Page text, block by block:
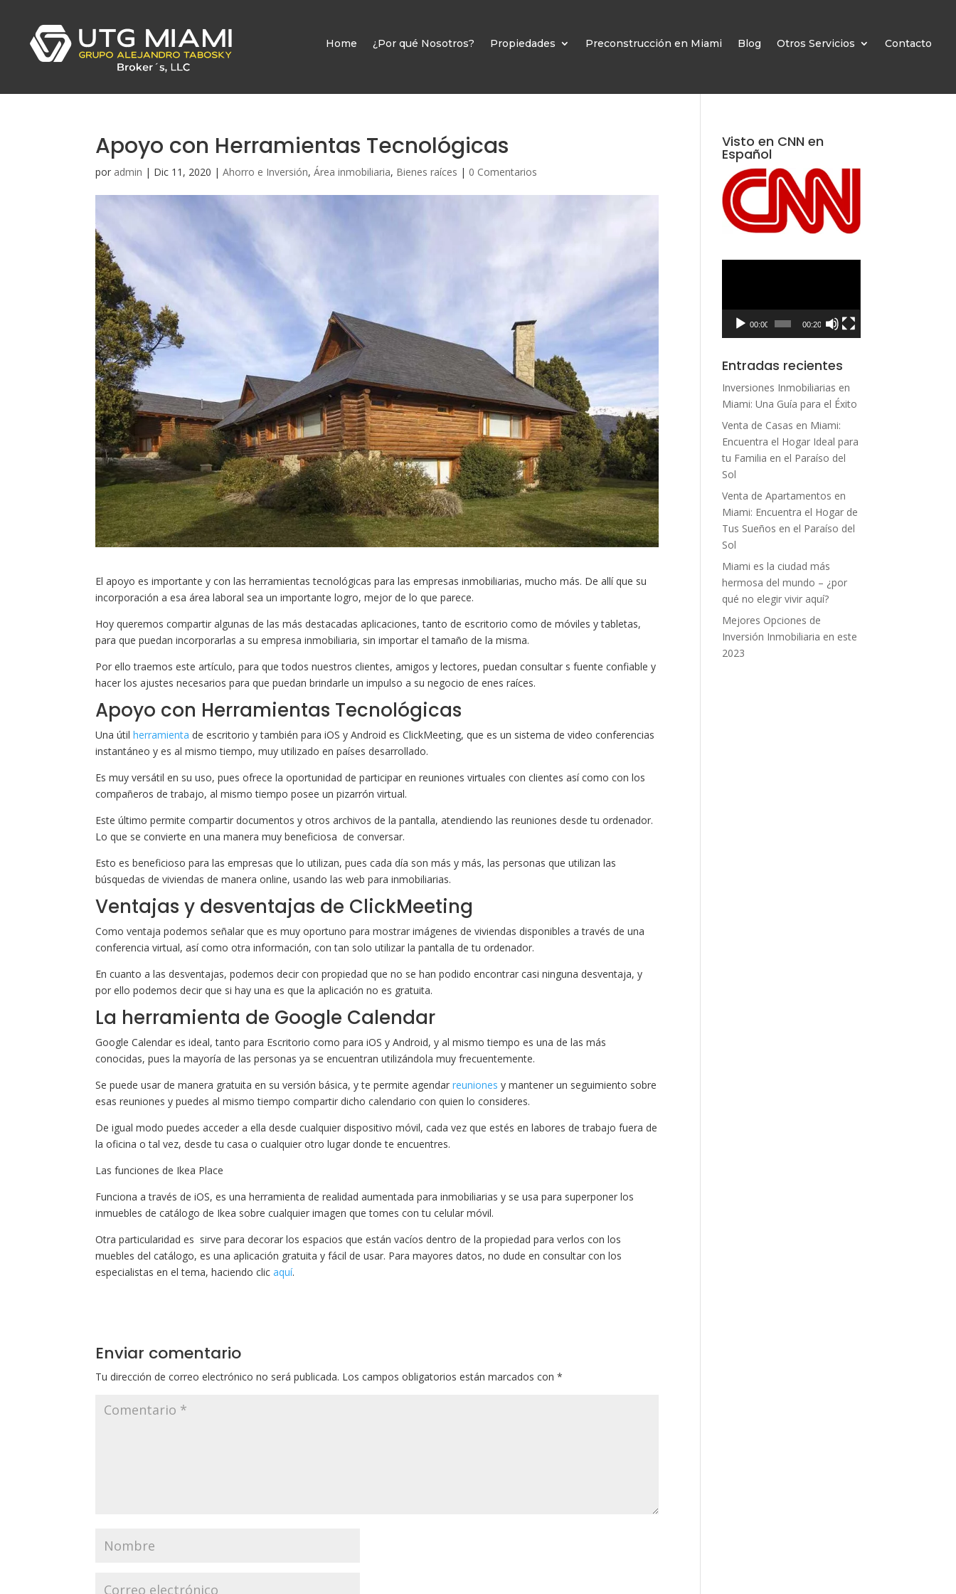
Home ¿Por qué Nosotros? Propiedades Preconstrucción en Miami Blog Otros Servicios Contacto
Apoyo con Herramientas Tecnológicas
por admin | Dic 11, 2020 |Ahorro e Inversión,Área inmobiliaria, Bienes raíces | 0 Comentarios
El apoyo es importante y con las herramientas tecnológicas para las empresas inmobiliarias, mucho más. De allí que su
incorporación a esa área laboral sea un importante logro, mejor de lo que parece.
Hoy queremos compartir algunas de las más destacadas aplicaciones, tanto de escritorio como de móviles y tabletas,
para que puedan incorporarlas a su empresa inmobiliaria, sin importar el tamaño de la misma.
Por ello traemos este artículo, para que todos nuestros clientes, amigos y lectores, puedan consultar s fuente confiable y
hacer los ajustes necesarios para que puedan brindarle un impulso a su negocio de enes raíces.
Apoyo con Herramientas Tecnológicas
Una útilherramienta de escritorio y también para iOS y Android es ClickMeeting, que es un sistema de video conferencias
instantáneo y es al mismo tiempo, muy utilizado en países desarrollado.
Es muy versátil en su uso, pues ofrece la oportunidad de participar en reuniones virtuales con clientes así como con los
compañeros de trabajo, al mismo tiempo posee un pizarrón virtual.
Este último permite compartir documentos y otros archivos de la pantalla, atendiendo las reuniones desde tu ordenador.
Lo que se convierte en una manera muy beneficiosa de conversar.
Esto es beneficioso para las empresas que lo utilizan, pues cada día son más y más, las personas que utilizan las
búsquedas de viviendas de manera online, usando las web para inmobiliarias.
Ventajas y desventajas de ClickMeeting
Como ventaja podemos señalar que es muy oportuno para mostrar imágenes de viviendas disponibles a través de una
conferencia virtual, así como otra información, con tan solo utilizar la pantalla de tu ordenador.
En cuanto a las desventajas, podemos decir con propiedad que no se han podido encontrar casi ninguna desventaja, y
por ello podemos decir que si hay una es que la aplicación no es gratuita.
La herramienta de Google Calendar
Google Calendar es ideal, tanto para Escritorio como para iOS y Android, y al mismo tiempo es una de las más
conocidas, pues la mayoría de las personas ya se encuentran utilizándola muy frecuentemente.
Se puede usar de manera gratuita en su versión básica, y te permite agendarreuniones y mantener un seguimiento sobre
esas reuniones y puedes al mismo tiempo compartir dicho calendario con quien lo consideres.
De igual modo puedes acceder a ella desde cualquier dispositivo móvil, cada vez que estés en labores de trabajo fuera de
la oficina o tal vez, desde tu casa o cualquier otro lugar donde te encuentres.
Las funciones de Ikea Place
Funciona a través de iOS, es una herramienta de realidad aumentada para inmobiliarias y se usa para superponer los
inmuebles de catálogo de Ikea sobre cualquier imagen que tomes con tu celular móvil.
Otra particularidad es sirve para decorar los espacios que están vacíos dentro de la propiedad para verlos con los
muebles del catálogo, es una aplicación gratuita y fácil de usar. Para mayores datos, no dude en consultar con los
especialistas en el tema, haciendo clicaquí.
Enviar comentario
Tu dirección de correo electrónico no será publicada. Los campos obligatorios están marcados con*
Visto en CNN en
Español
00:00 00:20
Entradas recientes
Inversiones Inmobiliarias en
Miami: Una Guía para el Éxito
Venta de Casas en Miami:
Encuentra el Hogar Ideal para
tu Familia en el Paraíso del
Sol
Venta de Apartamentos en
Miami: Encuentra el Hogar de
Tus Sueños en el Paraíso del
Sol
Miami es la ciudad más
hermosa del mundo – ¿por
qué no elegir vivir aquí?
Mejores Opciones de
Inversión Inmobiliaria en este
2023